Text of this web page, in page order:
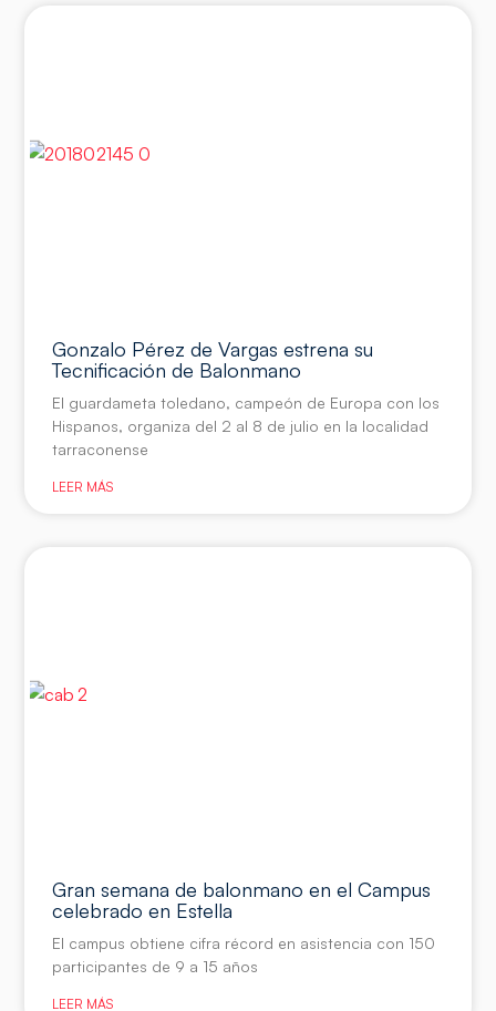
Gonzalo Pérez de Vargas estrena su
Tecnificación de Balonmano
El guardameta toledano, campeón de Europa con los
Hispanos, organiza del 2 al 8 de julio en la localidad
tarraconense
LEER MÁS
Gran semana de balonmano en el Campus
celebrado en Estella
El campus obtiene cifra récord en asistencia con 150
participantes de 9 a 15 años
LEER MÁS